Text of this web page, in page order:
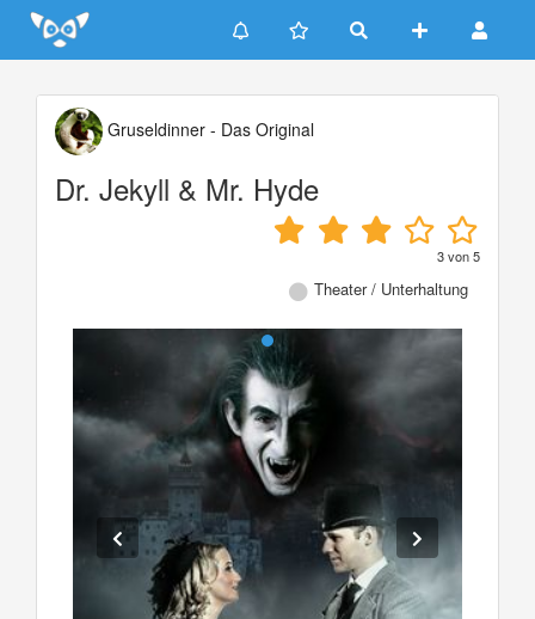
Update cookies preferences
Gruseldinner - Das Original
Dr. Jekyll & Mr. Hyde
3von5
Theater / Unterhaltung